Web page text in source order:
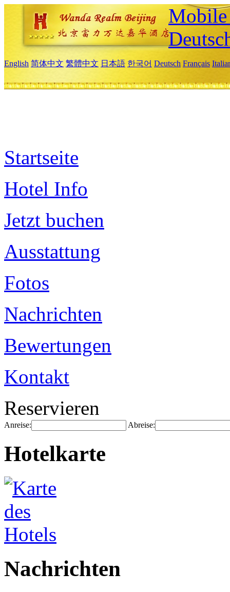
English 简体中文 繁體中文 日本語 한국어 Deutsch Français
Startseite
Hotel Info
Jetzt buchen
Ausstattung
Fotos
Nachrichten
Bewertungen
Kontakt
Reservieren
Anreise: Abreise:
Hotelkarte
Nachrichten